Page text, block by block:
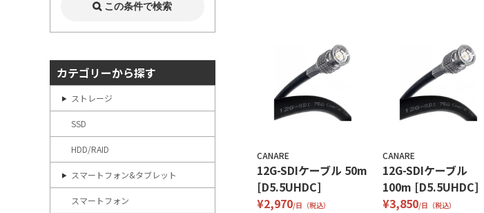
CANARE
12G-SDIケーブル 50m
[D5.5UHDC]
¥2,970/日（税込）
CANARE
12G-SDIケーブル
100m [D5.5UHDC]
¥3,850/日（税込）
カテゴリーから探す
ストレージ
SSD
HDD/RAID
スマートフォン&タブレット
スマートフォン